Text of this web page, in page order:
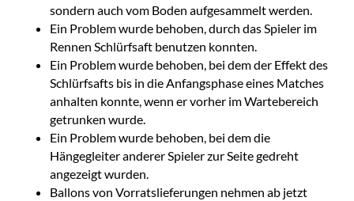
sondern auch vom Boden aufgesammelt werden.
Ein Problem wurde behoben, durch das Spieler im
Rennen Schlürfsaft benutzen konnten.
Ein Problem wurde behoben, bei dem der Effekt des
Schlürfsafts bis in die Anfangsphase eines Matches
anhalten konnte, wenn er vorher im Wartebereich
getrunken wurde.
Ein Problem wurde behoben, bei dem die
Hängegleiter anderer Spieler zur Seite gedreht
angezeigt wurden.
Ballons von Vorratslieferungen nehmen ab jetzt